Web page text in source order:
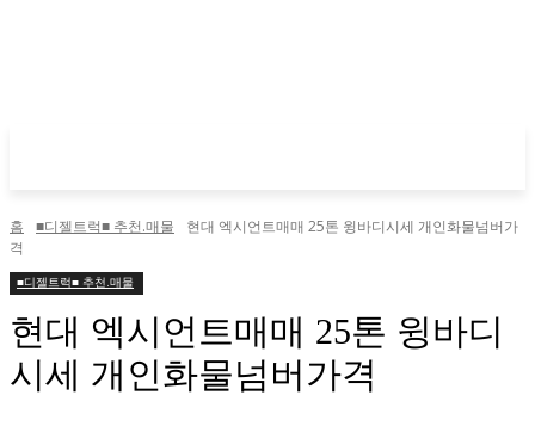
홈 ■디젤트럭■ 추천.매물
현대 엑시언트매매 25톤 윙바디시세 개인화물넘버가
격
■디젤트럭■ 추천.매물
현대 엑시언트매매 25톤 윙바디
시세 개인화물넘버가격